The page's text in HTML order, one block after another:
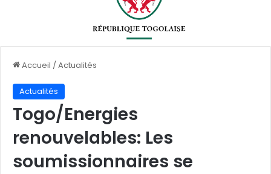
Accueil /Actualités
Actualités
Togo/Energies
renouvelables: Les
soumissionnaires se